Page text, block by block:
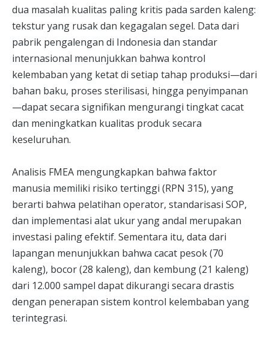
dua masalah kualitas paling kritis pada sarden kaleng:
tekstur yang rusak dan kegagalan segel. Data dari
pabrik pengalengan di Indonesia dan standar
internasional menunjukkan bahwa kontrol
kelembaban yang ketat di setiap tahap produksi—dari
bahan baku, proses sterilisasi, hingga penyimpanan
—dapat secara signifikan mengurangi tingkat cacat
dan meningkatkan kualitas produk secara
keseluruhan.
Analisis FMEA mengungkapkan bahwa faktor
manusia memiliki risiko tertinggi (RPN 315), yang
berarti bahwa pelatihan operator, standarisasi SOP,
dan implementasi alat ukur yang andal merupakan
investasi paling efektif. Sementara itu, data dari
lapangan menunjukkan bahwa cacat pesok (70
kaleng), bocor (28 kaleng), dan kembung (21 kaleng)
dari 12.000 sampel dapat dikurangi secara drastis
dengan penerapan sistem kontrol kelembaban yang
terintegrasi.